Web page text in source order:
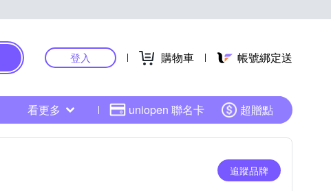
登入 購物車 帳號綁定送
看更多 uniopen 聯名卡 超贈點
追蹤品牌